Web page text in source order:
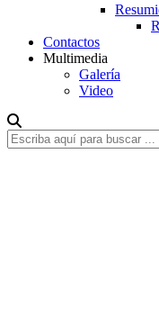
Contactos
Multimedia
Galería
Video